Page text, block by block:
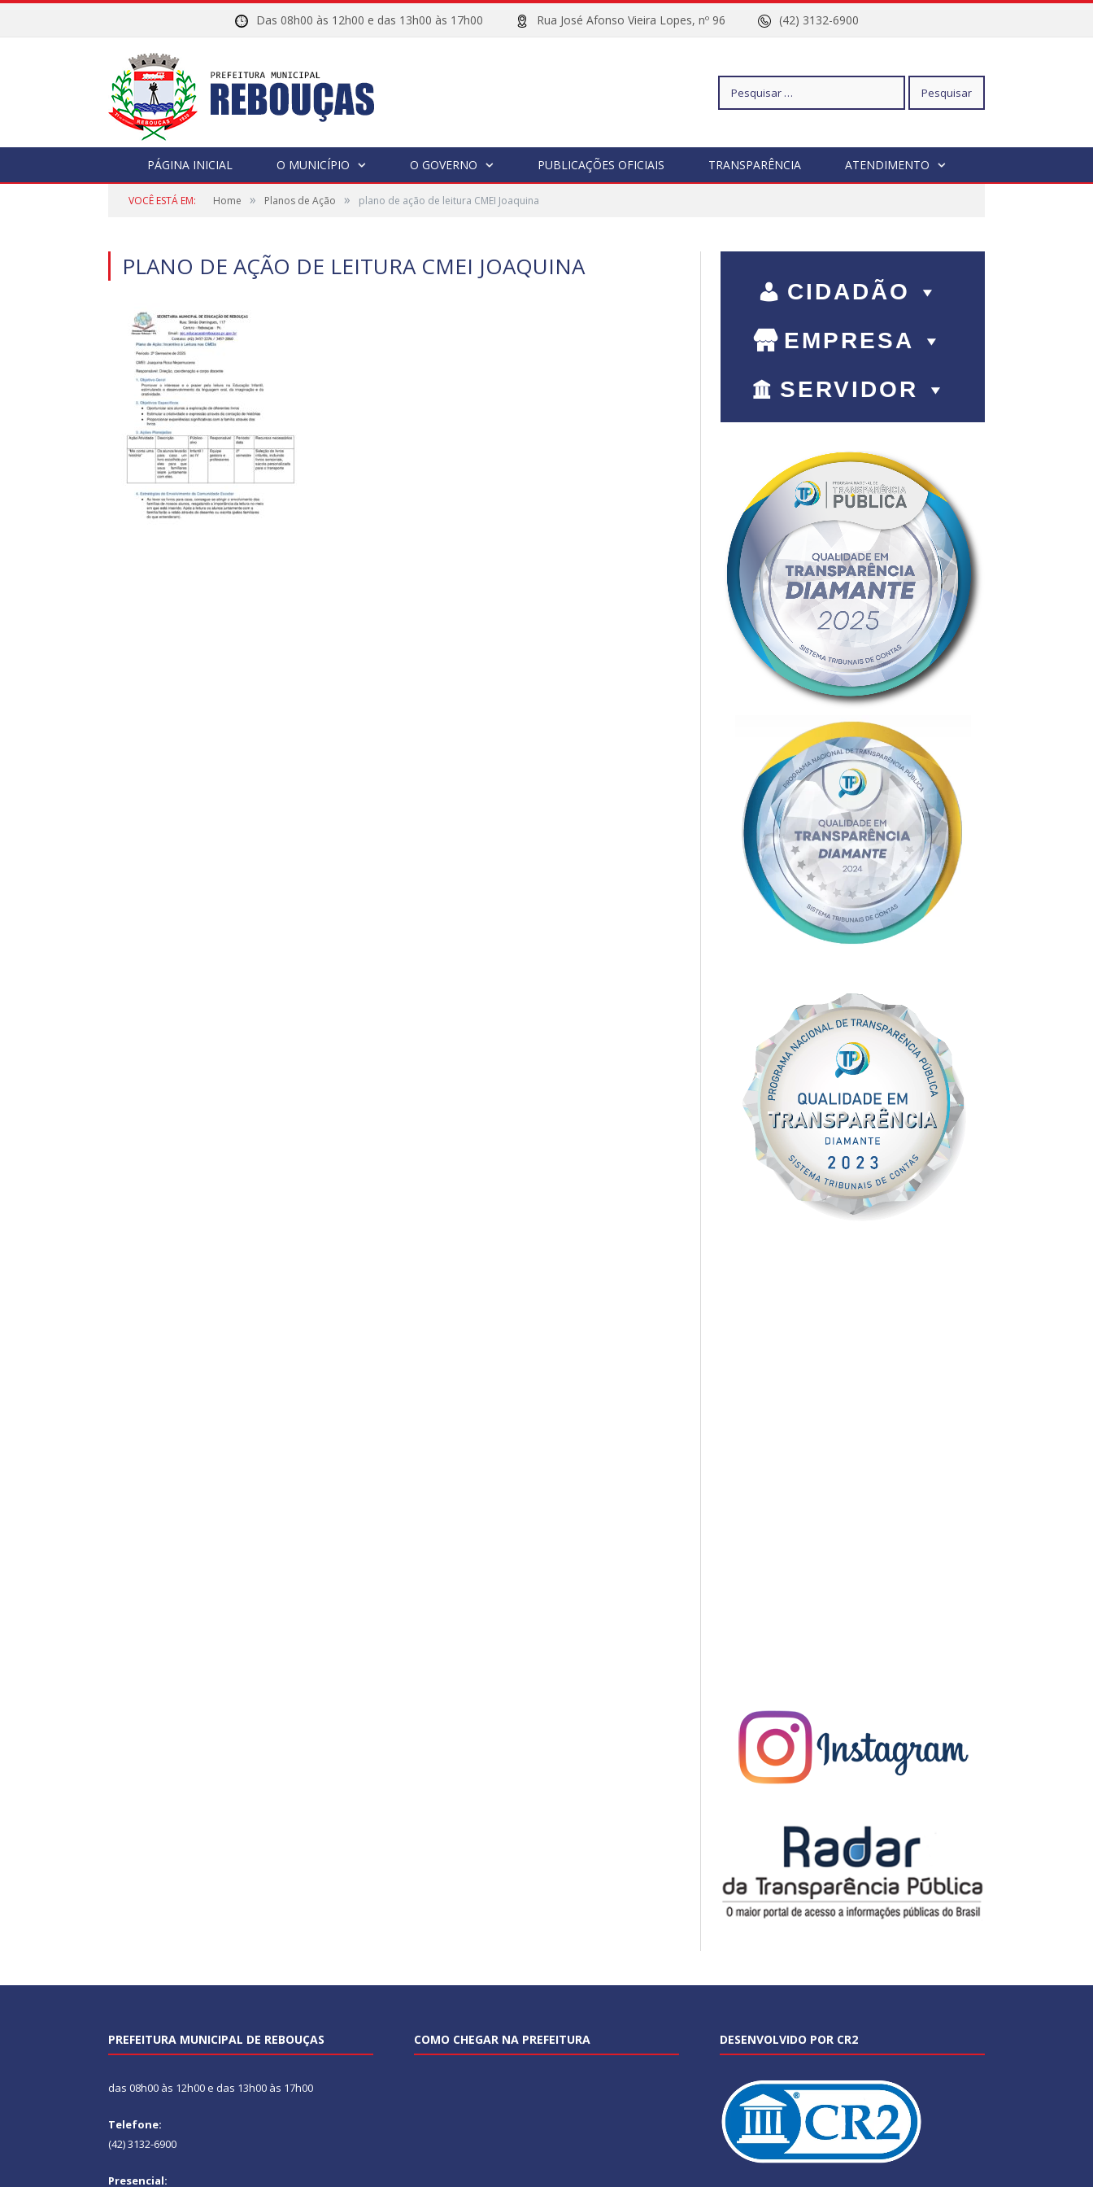
Das 08h00 às 12h00 e das 13h00 às 17h00 Rua José Afonso Vieira Lopes, nº 96 (42) 3132-6900
Pesquisar
PÁGINA INICIAL O MUNICÍPIO O GOVERNO PUBLICAÇÕES OFICIAIS TRANSPARÊNCIA ATENDIMENTO
VOCÊ ESTÁ EM: Home » Planos de Ação » plano de ação de leitura CMEI Joaquina
PLANO DE AÇÃO DE LEITURA CMEI JOAQUINA
CIDADÃO
EMPRESA
SERVIDOR
PREFEITURA MUNICIPAL DE REBOUÇAS
das 08h00 às 12h00 e das 13h00 às 17h00
Telefone:
(42) 3132-6900
Presencial:
COMO CHEGAR NA PREFEITURA DESENVOLVIDO POR CR2